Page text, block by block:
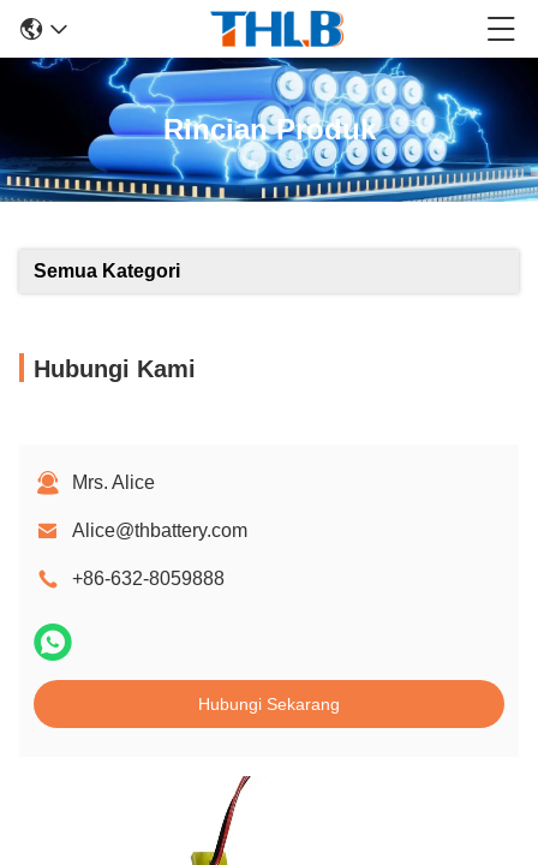
Rincian Produk
Semua Kategori
Hubungi Kami
Mrs. Alice
Alice@thbattery.com
+86-632-8059888
Hubungi Sekarang